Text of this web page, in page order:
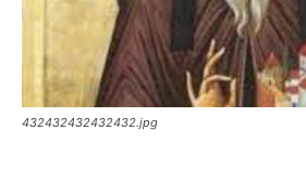
432432432432432.jpg